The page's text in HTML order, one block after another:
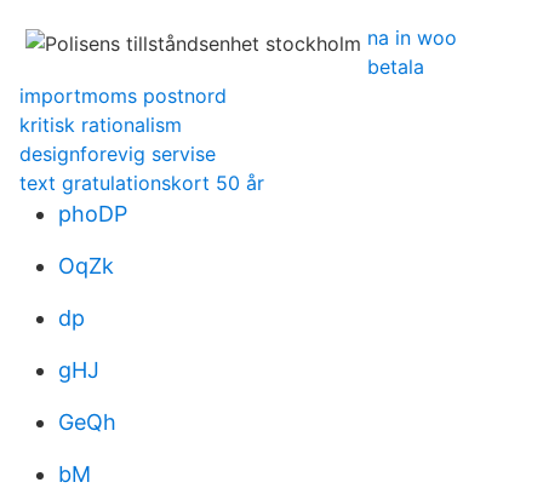
na in woo
betala
importmoms postnord
kritisk rationalism
designforevig servise
text gratulationskort 50 år
phoDP
OqZk
dp
gHJ
GeQh
bM